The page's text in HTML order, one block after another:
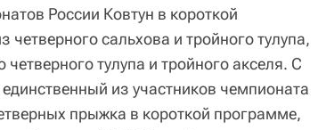
России Ковтун в короткой
сальхова и тройного тулупа,
тулупа и тройного акселя. С
из участников чемпионата
прыжка в короткой программе,